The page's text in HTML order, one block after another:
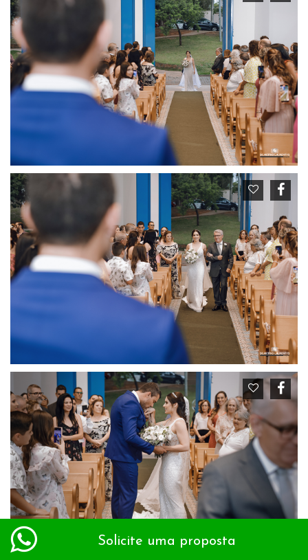
Solicite uma proposta